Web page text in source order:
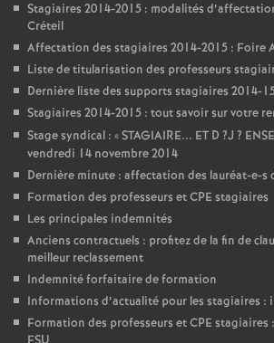
Stagiaires 2014-2015 : modalités
Créteil
Affectation des stagiaires 2014-2015 : Foire
Liste de titularisation des professeurs
Dernière liste des supports stagiaires 2014-
Stagiaires 2014-2015 : tout savoir sur votre
Stage syndical : «STAGIAIRE... ET D ?J ?
vendredi 14 novembre 2014
Dernière minute : affectation des lauréat-e-s
Formation des professeurs etCPE stagiaires
Les principales indemnités
Anciens contractuels : profitez de la fin de
meilleur reclassement
Indemnité forfaitaire de formation
Informations d’actualité pour les stagiaires :
Formation des professeurs etCPE stagiaires